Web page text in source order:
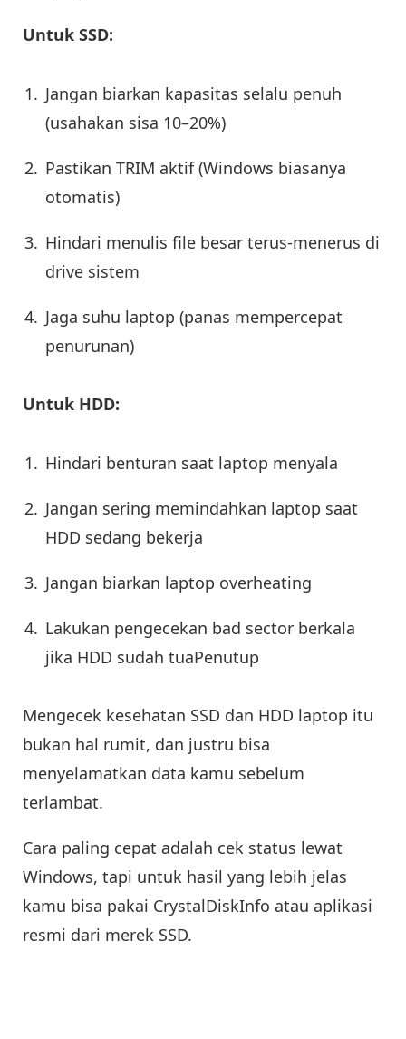
Untuk SSD:
Jangan biarkan kapasitas selalu penuh
(usahakan sisa 10–20%)
Pastikan TRIM aktif (Windows biasanya
otomatis)
Hindari menulis file besar terus-menerus di
drive sistem
Jaga suhu laptop (panas mempercepat
penurunan)
Untuk HDD:
Hindari benturan saat laptop menyala
Jangan sering memindahkan laptop saat
HDD sedang bekerja
Jangan biarkan laptop overheating
Lakukan pengecekan bad sector berkala
jika HDD sudah tuaPenutup
Mengecek kesehatan SSD dan HDD laptop itu
bukan hal rumit, dan justru bisa
menyelamatkan data kamu sebelum
terlambat.
Cara paling cepat adalah cek status lewat
Windows, tapi untuk hasil yang lebih jelas
kamu bisa pakai CrystalDiskInfo atau aplikasi
resmi dari merek SSD.